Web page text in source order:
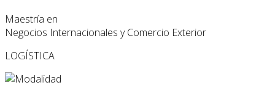
Maestría en
Negocios Internacionales y Comercio Exterior
LOGÍSTICA